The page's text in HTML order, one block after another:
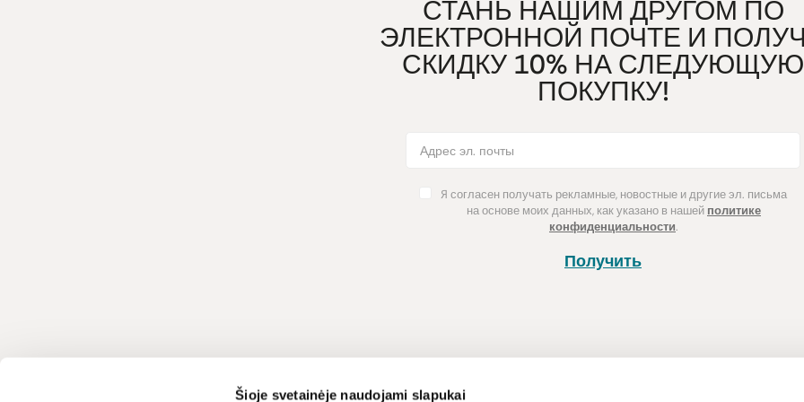
Šioje svetainėje naudojami slapukai
СТАНЬ НАШИМ ДРУГОМ ПО
ЭЛЕКТРОННОЙ ПОЧТЕ И
СКИДКУ 10% НА СЛЕДУЮЩУЮ
ПОКУПКУ!
Я согласен получать рекламные, новостные и другие эл. письма
на основе моих данных, как указано в нашей политике
конфиденциальности.
Получить
LIVIN